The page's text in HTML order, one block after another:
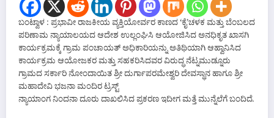
ಬಂಟ್ವಾಳ : ಪ್ರಭಾವೀ ರಾಜಕೀಯ ವ್ಯಕ್ತಿಯೋರ್ವರ ಕಾಣದ ‘ಕೈ’ಚಳಕ ಮತ್ತು ಬೆಂಬಲದ
ಪರಿಣಾಮ ನ್ಯಾಯಾಲಯದ ಆದೇಶ ಉಲ್ಲಂಘಿಸಿ ಆಯೋಜಿಸಿದ ಅನಧಿಕೃತ ಖಾಸಗಿ
ಕಾರ್ಯಕ್ರಮಕ್ಕೆ ಗ್ರಾಮ ಪಂಚಾಯತ್ ಅಧಿಕಾರಿಯನ್ನು ಅತಿಥಿಯಾಗಿ ಆಹ್ವಾನಿಸಿದ
ಕಾರ್ಯಕ್ರಮ ಆಯೋಜಕರ ಮತ್ತು ಸಹಕರಿಸಿದವರ ವಿರುದ್ಧ ನೆಟ್ನಮುಡ್ನೂರು
ಗ್ರಾಮದ ಸರ್ಕಾರಿ ನೋಂದಾಯಿತ ಶ್ರೀ ದುರ್ಗಾಪರಮೇಶ್ವರಿ ದೇವಸ್ಥಾನ ಹಾಗೂ ಶ್ರೀ
ಮಹಾದೇವಿ ಭಜನಾ ಮಂದಿರ ಟ್ರಸ್ಟ್
ನ್ಯಾಯಾಂಗ ನಿಂದನಾ ದೂರು ದಾಖಲಿಸಿದ ಪ್ರಕರಣ ಇದೀಗ ಮತ್ತೆ ಮುನ್ನೆಲೆಗೆ ಬಂದಿದೆ.